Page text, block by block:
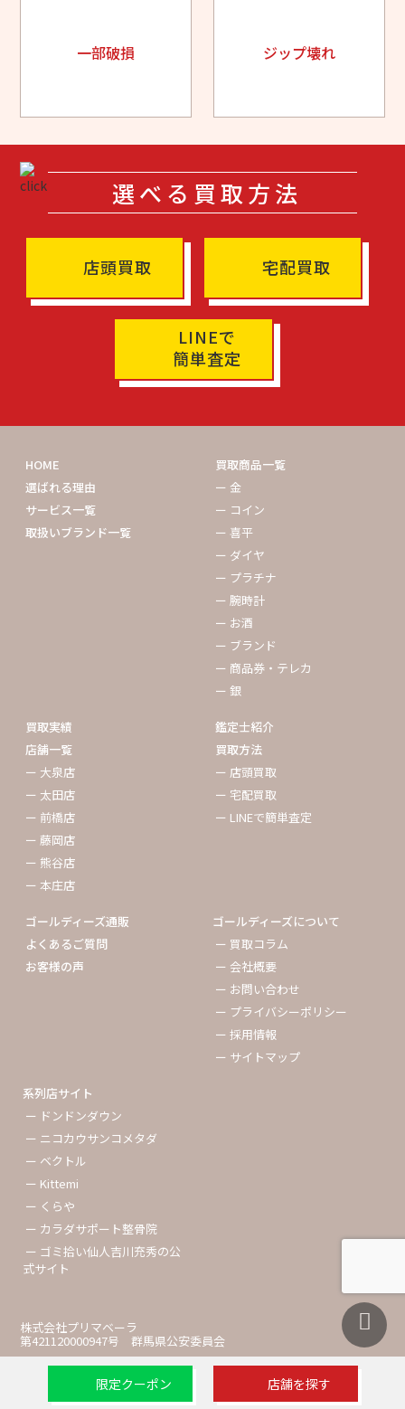
一部破損 ジップ壊れ
選べる買取方法
店頭買取 宅配買取
LINEで
簡単査定
HOME
選ばれる理由
サービス一覧
取扱いブランド一覧
買取商品一覧
ー 金
ー コイン
ー 喜平
ー ダイヤ
ー プラチナ
ー 腕時計
ー お酒
ー ブランド
ー 商品券・テレカ
ー 銀
買取実績
店舗一覧
ー 大泉店
ー 太田店
ー 前橋店
ー 藤岡店
ー 熊谷店
ー 本庄店
鑑定士紹介
買取方法
ー 店頭買取
ー 宅配買取
ー LINEで簡単査定
ゴールディーズ通販
よくあるご質問
お客様の声
ゴールディーズについて
ー 買取コラム
ー 会社概要
ー お問い合わせ
ー プライバシーポリシー
ー 採用情報
ー サイトマップ
系列店サイト
ー ドンドンダウン
ー ニコカウサンコメタダ
ー ベクトル
ー Kittemi
ー くらや
ー カラダサポート整骨院
ー ゴミ拾い仙人吉川充秀の公
式サイト
株式会社プリマベーラ
第421120000947号 群馬県公安委員会
限定クーポン 店舗を探す